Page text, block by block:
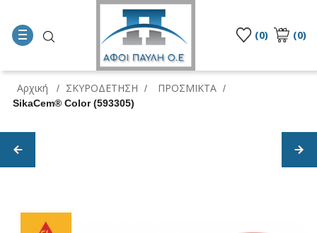
(0) (0)
Αρχική / ΣΚΥΡΟΔΕΤΗΣΗ / ΠΡΟΣΜΙΚΤΑ /
SikaCem® Color (593305)